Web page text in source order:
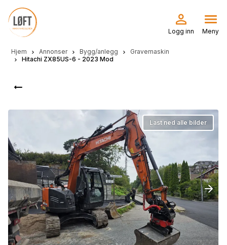
Hopp
hovedinnhold
Logg inn Meny
Hjem Annonser Bygg/anlegg
Gravemaskin
Hitachi ZX85US-6 - 2023 Mod
Last ned alle bilder